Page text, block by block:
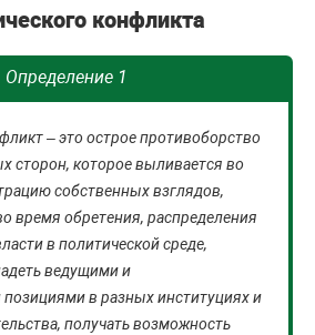
конфликта
Определение 1
– это острое противоборство
сторон, которое выливается во
собственных взглядов,
время обретения, распределения
в политической среде,
ведущими и
в разных институциях и
получать возможность